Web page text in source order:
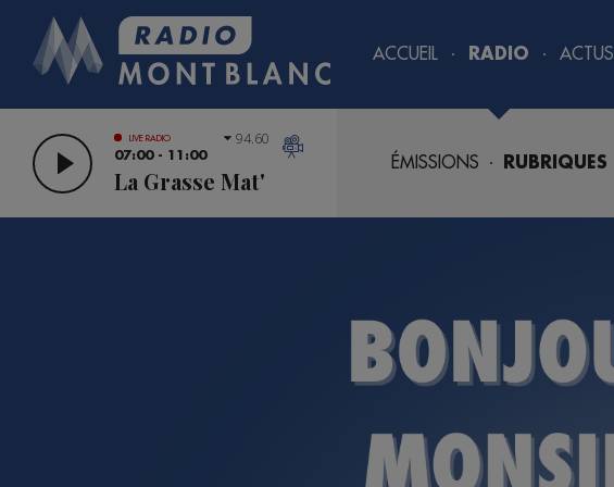
ACCUEIL RADIO
ÉMISSIONS RUBRIQUES
ACTUS
LIVE RADIO
07:00 - 11:00
La Grasse Mat'
94.60